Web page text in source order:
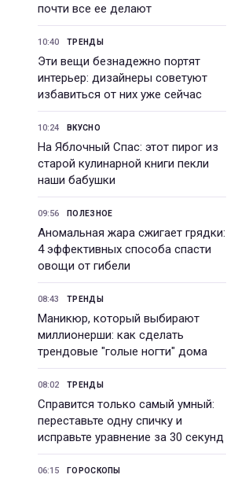
почти все ее делают
10:40 ТРЕНДЫ
Эти вещи безнадежно портят
интерьер: дизайнеры советуют
избавиться от них уже сейчас
10:24 ВКУСНО
На Яблочный Спас: этот пирог из
старой кулинарной книги пекли
наши бабушки
09:56 ПОЛЕЗНОЕ
Аномальная жара сжигает грядки:
4 эффективных способа спасти
овощи от гибели
08:43 ТРЕНДЫ
Маникюр, который выбирают
миллионерши: как сделать
трендовые "голые ногти" дома
08:02 ТРЕНДЫ
Справится только самый умный:
переставьте одну спичку и
исправьте уравнение за 30 секунд
06:15 ГОРОСКОПЫ